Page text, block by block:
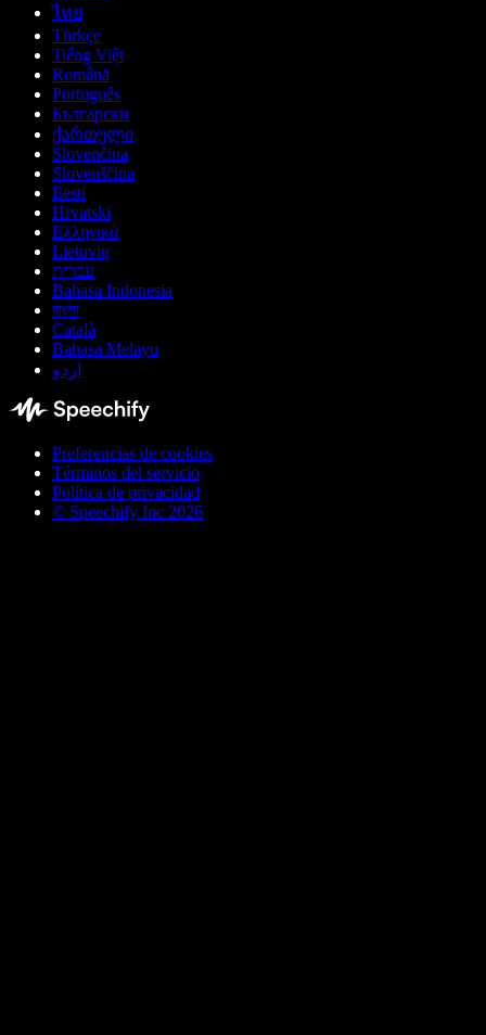
ไทย
Türkçe
Tiếng Việt
Română
Português
Български
ქართული
Slovenčina
Slovenščina
Eesti
Hrvatski
Ελληνικά
Lietuvių
עברית
Bahasa Indonesia
বাংলা
Català
Bahasa Melayu
اردو
Preferencias de cookies
Términos del servicio
Política de privacidad
© Speechify Inc 2026